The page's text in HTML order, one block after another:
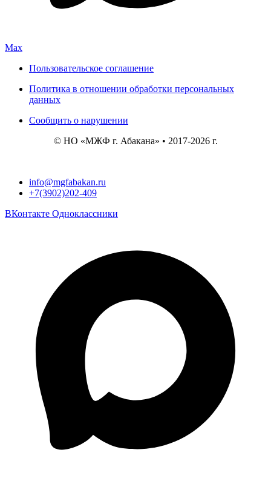
Max
Пользовательское соглашение
Политика в отношении обработки персональных
данных
Сообщить о нарушении
© НО «МЖФ г. Абакана» • 2017-2026 г.
info@mgfabakan.ru
+7(3902)202-409
ВКонтакте Одноклассники